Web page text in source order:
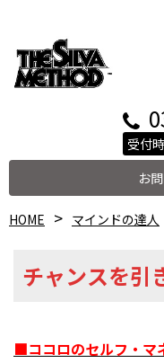
受付
お
HOME マインドの達人
チャンスを引
■ココロのセルフ・